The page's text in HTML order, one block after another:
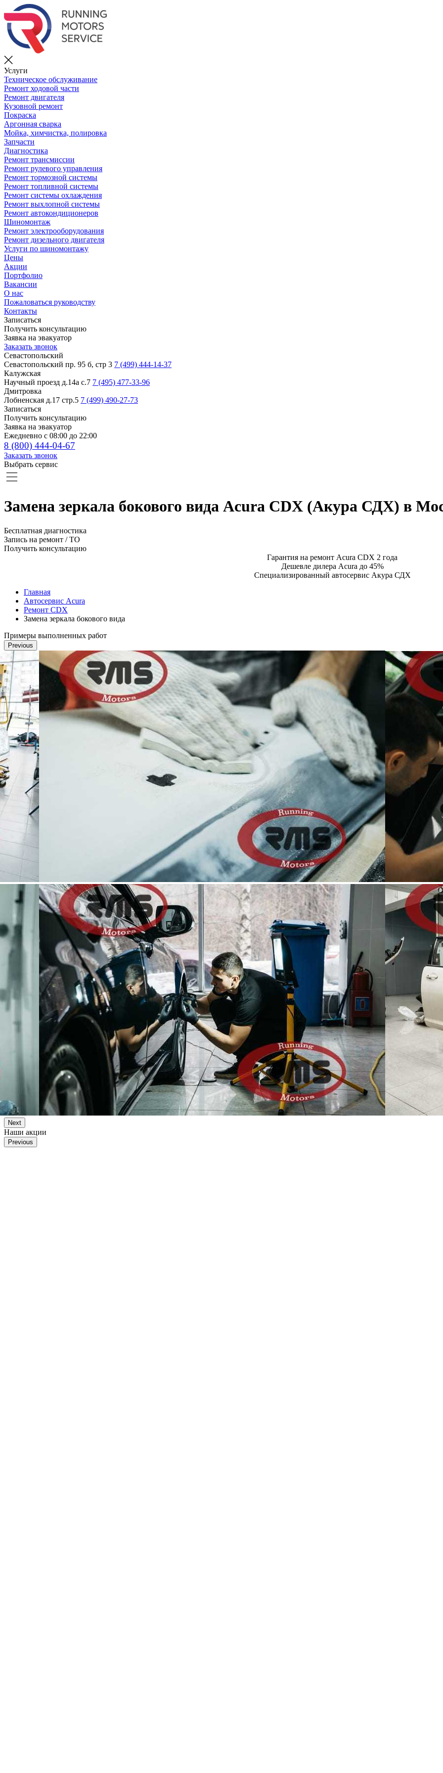
Услуги
Техническое обслуживание
Ремонт ходовой части
Ремонт двигателя
Кузовной ремонт
Покраска
Аргонная сварка
Мойка, химчистка, полировка
Запчасти
Диагностика
Ремонт трансмиссии
Ремонт рулевого управления
Ремонт тормозной системы
Ремонт топливной системы
Ремонт системы охлаждения
Ремонт выхлопной системы
Ремонт автокондиционеров
Шиномонтаж
Ремонт электрооборудования
Ремонт дизельного двигателя
Услуги по шиномонтажу
Цены
Акции
Портфолио
Вакансии
О нас
Пожаловаться руководству
Контакты
Записаться
Получить консультацию
Заявка на эвакуатор
Заказать звонок
Севастопольский
Севастопольский пр. 95 б, стр 3 7 (499) 444-14-37
Калужская
Научный проезд д.14а с.7 7 (495) 477-33-96
Дмитровка
Лобненская д.17 стр.5 7 (499) 490-27-73
Записаться
Получить консультацию
Заявка на эвакуатор
Ежедневно с 08:00 до 22:00
8 (800) 444-04-67
Заказать звонок
Выбрать сервис
Замена зеркала бокового вида Acura CDX (Акура СДХ) в
Бесплатная диагностика
Запись на ремонт / ТО
Получить консультацию
Гарантия на ремонт Acura CDX 2 года
Дешевле дилера Acura до 45%
Специализированный автосервис Акура СДХ
Главная
Автосервис Acura
Ремонт CDX
Замена зеркала бокового вида
Примеры выполненных работ
Previous
Next
Наши акции
Previous